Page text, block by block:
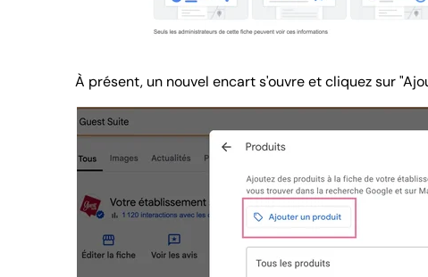
À présent, un nouvel encart s'ouvre et cliquez sur